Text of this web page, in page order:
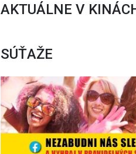
AKTUÁLNE V
SÚŤAŽE